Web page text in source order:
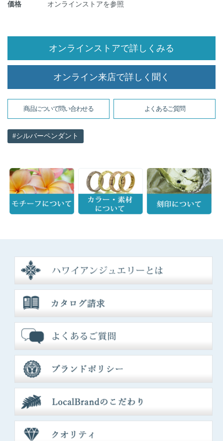
価格 オンラインストアを参照
オンラインストアで詳しくみる
オンライン来店で詳しく聞く
商品について問い合わせる よくあるご質問
シルバーペンダント